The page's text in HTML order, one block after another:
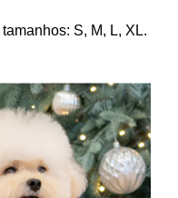
S, M, L, XL.